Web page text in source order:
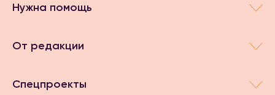
Нужна помощь
От редакции
Спецпроекты